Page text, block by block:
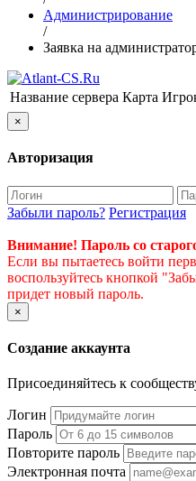
Администрирование
/
Заявка на
Название сервера Карта
×
Авторизация
Забыли пароль? Регистрация
Внимание! Пароль со
Если вы пытаетесь войти
воспользуйтесь кнопкой
придет новый пароль.
×
Создание аккаунта
Присоединяйтесь к
Логин
Пароль
Повторите пароль
Электронная почта